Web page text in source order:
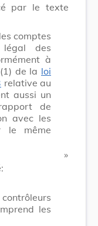
par le texte
comptes
des
à
de la loi
relative au
aussi un
de
avec les
le même
​ »
les